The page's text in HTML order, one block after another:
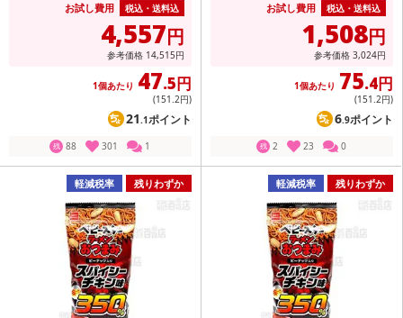
お試し費用 税込・送料込
4,557円
参考価格 14,515円
1個あたり 47.5円
(151 .2円)
21 .1ポイント
残 88 301 1
お試し費用 税込・送料込
1,508円
参考価格 3,024円
1個あたり 75.4円
(151 .2円)
6.9ポイント
残 2 23 0
軽減税率 残りわずか 軽減税率 残りわずか